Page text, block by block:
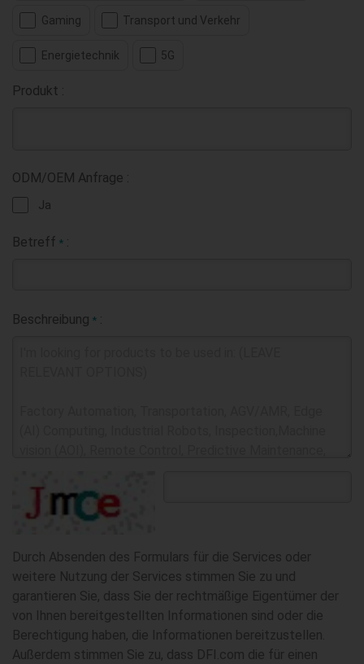
Gaming Transport und Verkehr
Energietechnik 5G
Produkt :
ODM/OEM Anfrage :
Ja
Betreff * :
Beschreibung * :
Durch Absenden des Formulars für die Services oder
weitere Nutzung der Services stimmen Sie zu und
garantieren Sie, dass Sie der rechtmäßige Eigentümer der
von Ihnen bereitgestellten Informationen sind oder die
Berechtigung haben, die Informationen bereitzustellen.
Außerdem stimmen Sie zu, dass DFI.com die für einen